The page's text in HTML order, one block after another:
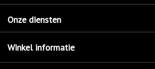
Onze diensten
Winkel informatie